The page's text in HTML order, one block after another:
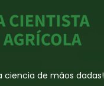
ciencia de mãos dadas!